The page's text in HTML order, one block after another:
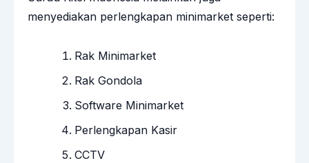
menyediakan perlengkapan minimarket seperti:
Rak Minimarket
Rak Gondola
Software Minimarket
Perlengkapan Kasir
CCTV